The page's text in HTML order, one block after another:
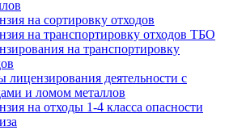
на сортировку отходов
на транспортировку отходов ТБО
на транспортировку
лицензирования деятельности с
и ломом металлов
на отходы 1-4 класса опасности